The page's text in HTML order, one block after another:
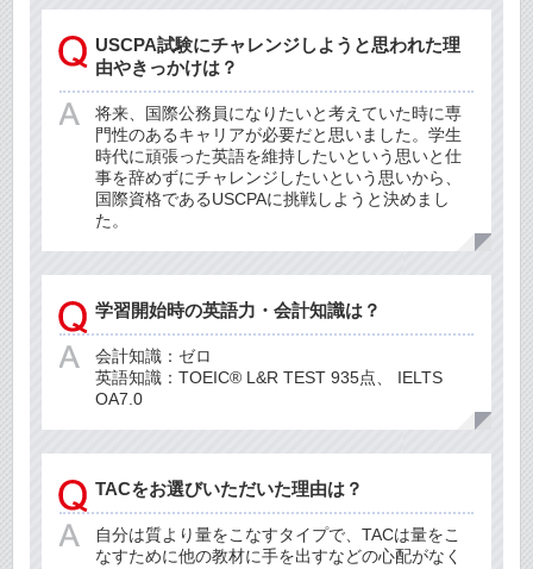
USCPA試験にチャレンジしようと思われた理
由やきっかけは？
将来、国際公務員になりたいと考えていた時に専
門性のあるキャリアが必要だと思いました。学生
時代に頑張った英語を維持したいという思いと仕
事を辞めずにチャレンジしたいという思いから、
国際資格であるUSCPAに挑戦しようと決めまし
た。
学習開始時の英語力・会計知識は？
会計知識：ゼロ
英語知識：TOEIC® L&R TEST 935点、 IELTS
OA7.0
TACをお選びいただいた理由は？
自分は質より量をこなすタイプで、TACは量をこ
なすために他の教材に手を出すなどの心配がなく